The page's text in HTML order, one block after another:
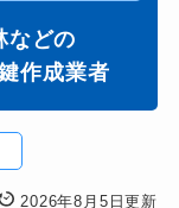
などの
作成業者
2026年8月5日更新